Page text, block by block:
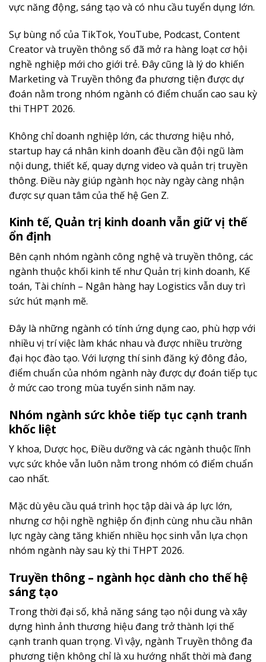
vực năng động, sáng tạo và có nhu cầu tuyển dụng lớn.
Sự bùng nổ của TikTok, YouTube, Podcast, Content
Creator và truyền thông số đã mở ra hàng loạt cơ hội
nghề nghiệp mới cho giới trẻ. Đây cũng là lý do khiến
Marketing và Truyền thông đa phương tiện được dự
đoán nằm trong nhóm ngành có điểm chuẩn cao sau kỳ
thi THPT 2026.
Không chỉ doanh nghiệp lớn, các thương hiệu nhỏ,
startup hay cá nhân kinh doanh đều cần đội ngũ làm
nội dung, thiết kế, quay dựng video và quản trị truyền
thông. Điều này giúp ngành học này ngày càng nhận
được sự quan tâm của thế hệ Gen Z.
Kinh tế, Quản trị kinh doanh vẫn giữ vị thế
ổn định
Bên cạnh nhóm ngành công nghệ và truyền thông, các
ngành thuộc khối kinh tế như Quản trị kinh doanh, Kế
toán, Tài chính – Ngân hàng hay Logistics vẫn duy trì
sức hút mạnh mẽ.
Đây là những ngành có tính ứng dụng cao, phù hợp với
nhiều vị trí việc làm khác nhau và được nhiều trường
đại học đào tạo. Với lượng thí sinh đăng ký đông đảo,
điểm chuẩn của nhóm ngành này được dự đoán tiếp tục
ở mức cao trong mùa tuyển sinh năm nay.
Nhóm ngành sức khỏe tiếp tục cạnh tranh
khốc liệt
Y khoa, Dược học, Điều dưỡng và các ngành thuộc lĩnh
vực sức khỏe vẫn luôn nằm trong nhóm có điểm chuẩn
cao nhất.
Mặc dù yêu cầu quá trình học tập dài và áp lực lớn,
nhưng cơ hội nghề nghiệp ổn định cùng nhu cầu nhân
lực ngày càng tăng khiến nhiều học sinh vẫn lựa chọn
nhóm ngành này sau kỳ thi THPT 2026.
Truyền thông – ngành học dành cho thế hệ
sáng tạo
Trong thời đại số, khả năng sáng tạo nội dung và xây
dựng hình ảnh thương hiệu đang trở thành lợi thế
cạnh tranh quan trọng. Vì vậy, ngành Truyền thông đa
phương tiện không chỉ là xu hướng nhất thời mà đang